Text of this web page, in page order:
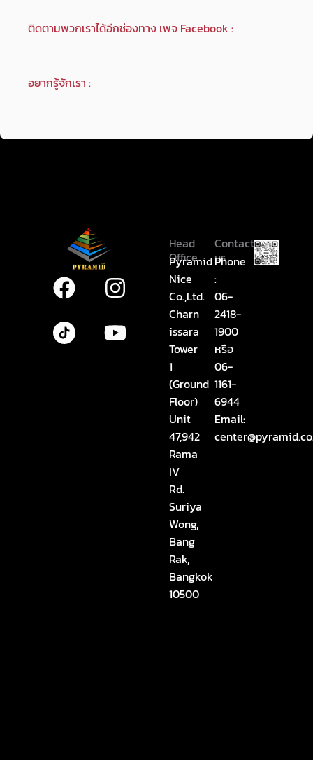
ติดตามพวกเราได้อีกช่องทาง เพจ Facebook :
อยากรู้จักเรา :
F
a
c
e
I
s
Y
u
Head
Office
Pyramid
Nice
Co.,Ltd.
Charn
issara
Tower
1
(Ground
Floor)
Unit
47,942
Rama
IV
Rd.
Suriya
Wong,
Bang
Rak,
Bangkok
10500
Contact
us
Phone
:
06-
2418-
1900
หรือ
06-
1161-
6944
Email: